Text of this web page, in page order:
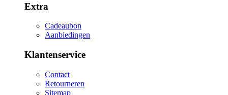
Extra
Cadeaubon
Aanbiedingen
Klantenservice
Contact
Retourneren
Sitemap